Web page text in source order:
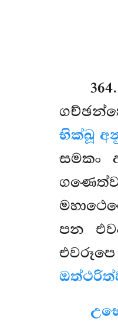
364
භික්ඛූ
සමකං
පන